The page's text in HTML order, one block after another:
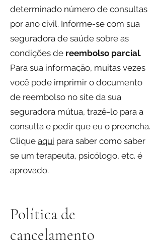
determinado número de consultas
por ano civil. Informe-se com sua
seguradora de saúde sobre as
condições de reembolso parcial.
Para sua informação, muitas vezes
você pode imprimir o documento
de reembolso no site da sua
seguradora mútua, trazê-lo para a
consulta e pedir que eu o preencha.
Clique aqui para saber como saber
se um terapeuta, psicólogo, etc. é
aprovado.
Política de
cancelamento